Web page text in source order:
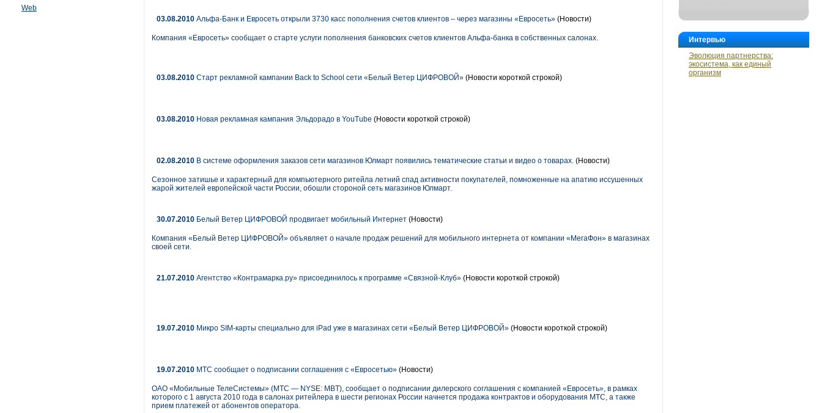
Web
Интервью
Эволюция партнерства:
экосистема, как единый
организм
03.08.2010 Альфа-Банк и Евросеть открыли 3730 касс пополнения счетов клиентов – через магазины «Евросеть» (Новости)
Компания «Евросеть» сообщает о старте услуги пополнения банковских счетов клиентов Альфа-банка в собственных салонах.
03.08.2010 Старт рекламной кампании Back to School сети «Белый Ветер ЦИФРОВОЙ» (Новости короткой строкой)
03.08.2010 Новая рекламная кампания Эльдорадо в YouTube (Новости короткой строкой)
02.08.2010 В системе оформления заказов сети магазинов Юлмарт появились тематические статьи и видео о товарах. (Новости)
Сезонное затишье и характерный для компьютерного ритейла летний спад активности покупателей, помноженные на апатию иссушенных
жарой жителей европейской части России, обошли стороной сеть магазинов Юлмарт.
30.07.2010 Белый Ветер ЦИФРОВОЙ продвигает мобильный Интернет (Новости)
Компания «Белый Ветер ЦИФРОВОЙ» объявляет о начале продаж решений для мобильного интернета от компании «МегаФон» в магазинах
своей сети.
21.07.2010 Агентство «Контрамарка.ру» присоединилось к программе «Связной-Клуб» (Новости короткой строкой)
19.07.2010 Микро SIM-карты специально для iPad уже в магазинах сети «Белый Ветер ЦИФРОВОЙ» (Новости короткой строкой)
19.07.2010 МТС сообщает о подписании соглашения с «Евросетью» (Новости)
ОАО «Мобильные ТелеСистемы» (МТС — NYSE: MBT), сообщает о подписании дилерского соглашения c компанией «Евросеть», в рамках
которого с 1 августа 2010 года в салонах ритейлера в шести регионах России начнется продажа контрактов и оборудования МТС, а также
прием платежей от абонентов оператора.